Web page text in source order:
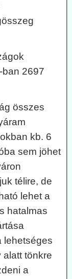
2697
összes
kb. 6
sem jöhet
télire, de
lehet a
hatalmas
lehetséges
alatt tönkre
a